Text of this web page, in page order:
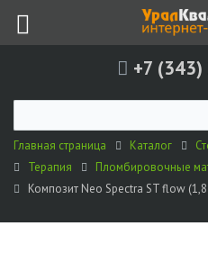
+7
Главная страница Каталог
Терапия
Пломбировочные
Композит Neo Spectra ST flow